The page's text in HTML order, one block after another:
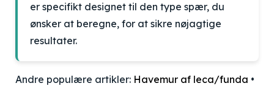
er specifikt designet til den type spær, du
ønsker at beregne, for at sikre nøjagtige
resultater.
Andre populære artikler: Havemur af leca/funda •